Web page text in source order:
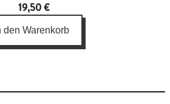
mit4.67
von 5,
19,50€
den Warenkorb